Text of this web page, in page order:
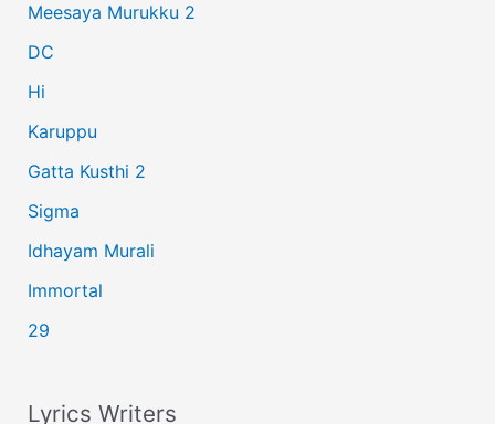
o
r
:
Meesaya Murukku 2
DC
Hi
Karuppu
Gatta Kusthi 2
Sigma
Idhayam Murali
Immortal
29
Lyrics Writers